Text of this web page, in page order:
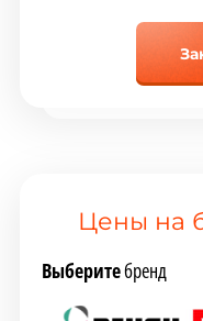
Цены на
Выберитебренд